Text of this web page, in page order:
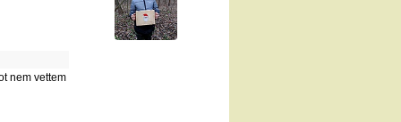
nem vettem